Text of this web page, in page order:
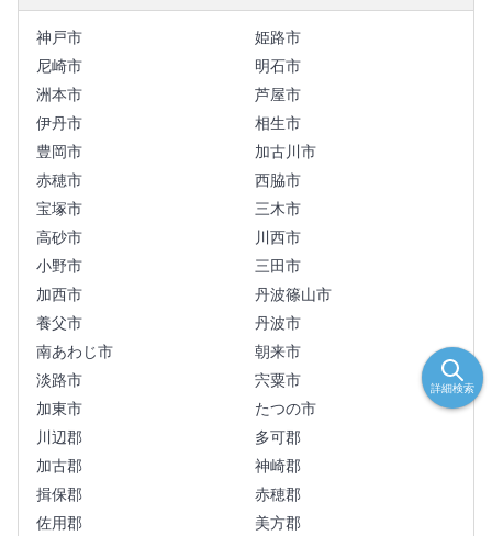
神戸市
姫路市
尼崎市
明石市
洲本市
芦屋市
伊丹市
相生市
豊岡市
加古川市
赤穂市
西脇市
宝塚市
三木市
高砂市
川西市
小野市
三田市
加西市
丹波篠山市
養父市
丹波市
南あわじ市
朝来市
淡路市
宍粟市
加東市
たつの市
川辺郡
多可郡
加古郡
神崎郡
揖保郡
赤穂郡
佐用郡
美方郡
詳細検索